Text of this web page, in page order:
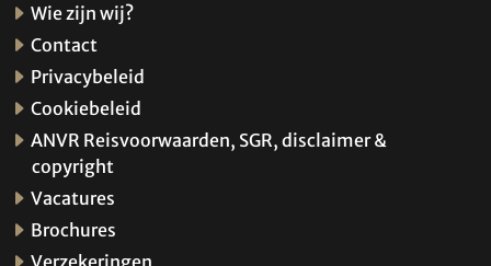
Wie zijn wij?
Contact
Privacybeleid
Cookiebeleid
ANVR Reisvoorwaarden, SGR, disclaimer &
copyright
Vacatures
Brochures
Verzekeringen